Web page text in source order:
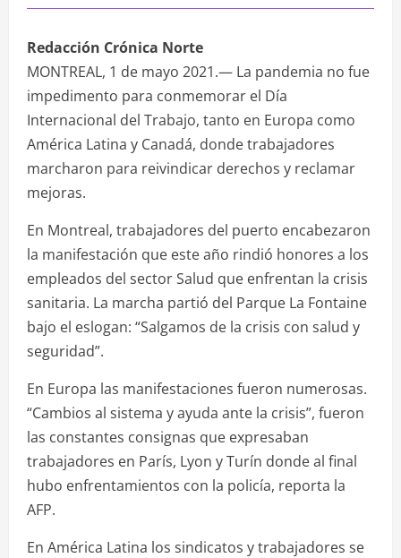
Redacción Crónica Norte
MONTREAL, 1 de mayo 2021.— La pandemia no fue
impedimento para conmemorar el Día
Internacional del Trabajo, tanto en Europa como
América Latina y Canadá, donde trabajadores
marcharon para reivindicar derechos y reclamar
mejoras.
En Montreal, trabajadores del puerto encabezaron
la manifestación que este año rindió honores a los
empleados del sector Salud que enfrentan la crisis
sanitaria. La marcha partió del Parque La Fontaine
bajo el eslogan: “Salgamos de la crisis con salud y
seguridad”.
En Europa las manifestaciones fueron numerosas.
“Cambios al sistema y ayuda ante la crisis”, fueron
las constantes consignas que expresaban
trabajadores en París, Lyon y Turín donde al final
hubo enfrentamientos con la policía, reporta la
AFP.
En América Latina los sindicatos y trabajadores se